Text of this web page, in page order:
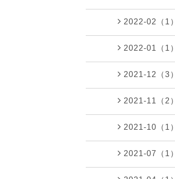
2022-02（1）
2022-01（1）
2021-12（3）
2021-11（2）
2021-10（1）
2021-07（1）